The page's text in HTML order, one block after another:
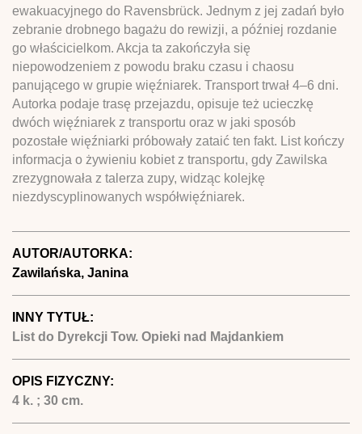
ewakuacyjnego do Ravensbrück. Jednym z jej zadań było
zebranie drobnego bagażu do rewizji, a później rozdanie
go właścicielkom. Akcja ta zakończyła się
niepowodzeniem z powodu braku czasu i chaosu
panującego w grupie więźniarek. Transport trwał 4–6 dni.
Autorka podaje trasę przejazdu, opisuje też ucieczkę
dwóch więźniarek z transportu oraz w jaki sposób
pozostałe więźniarki próbowały zataić ten fakt. List kończy
informacja o żywieniu kobiet z transportu, gdy Zawilska
zrezygnowała z talerza zupy, widząc kolejkę
niezdyscyplinowanych współwięźniarek.
AUTOR/AUTORKA:
Zawilańska, Janina
INNY TYTUŁ:
List do Dyrekcji Tow. Opieki nad Majdankiem
OPIS FIZYCZNY:
4 k. ; 30 cm.